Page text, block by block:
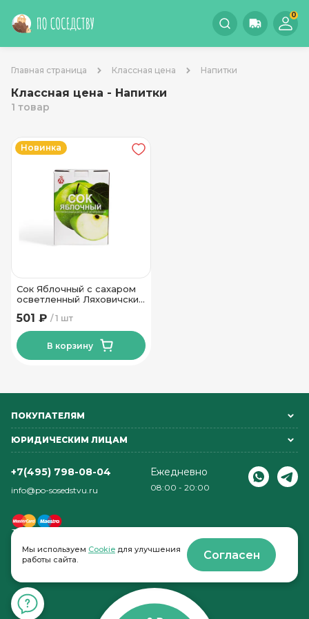
0
Главная страница Классная цена Напитки
Классная цена - Напитки
1 товар
Новинка
Сок Яблочный с сахаром
осветленный Ляховичский
1 шт
501 ₽
В корзину
ПОКУПАТЕЛЯМ
ЮРИДИЧЕСКИМ ЛИЦАМ
+7(495) 798-08-04
info@po-sosedstvu.ru
Ежедневно
08:00 - 20:00
© 2022-2026 . По соседству
Мы используем Cookie для улучшения
работы сайта.
Согласен